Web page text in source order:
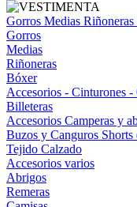
Gorros Medias Riñoneras
Gorros
Medias
Riñoneras
Bóxer
Accesorios - Cinturones -
Billeteras
Accesorios Camperas y
Buzos y Canguros Shorts
Tejido Calzado
Accesorios varios
Abrigos
Remeras